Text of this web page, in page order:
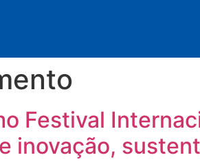
Festival
inovação,